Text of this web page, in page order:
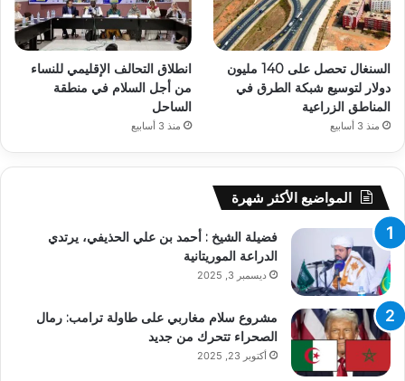
السنغال تحصل على 140 مليون
دولار لتوسيع شبكة الطرق في
المناطق الزراعية
منذ 3 أسابيع
انطلاق التحالف الإقليمي للنساء
من أجل السلام في منطقة
الساحل
منذ 3 أسابيع
المواضيع الأكثر شهرة
فضيلة الشيخ : أحمد بن علي الحذيفي، يرتدي
الدراعة الموريتانية
ديسمبر 3, 2025
مشروع سلام مغاربي على طاولة ترامب: رمال
الصحراء تتحرك من جديد
أكتوبر 23, 2025